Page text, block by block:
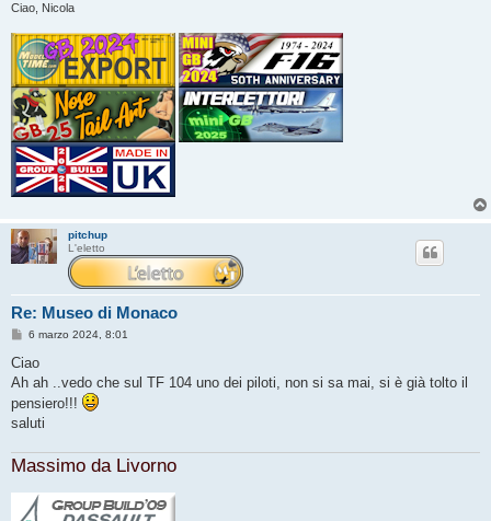
Ciao, Nicola
pitchup
L'eletto
Re: Museo di Monaco
M
s
a
g
g
i
6 marzo 2024, 8:01
Ciao
Ah ah ..vedo che sul TF 104 uno dei piloti, non si sa mai, si è già tolto il
pensiero!!!
saluti
Massimo da Livorno